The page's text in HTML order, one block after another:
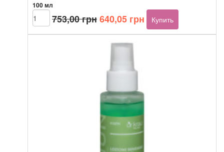
100 мл
753,00грнПервоначальная
цена
составляла
753,00 грн.
640,05 грнТекущая
цена:
Количество
товара
Dermagenetic
Купить